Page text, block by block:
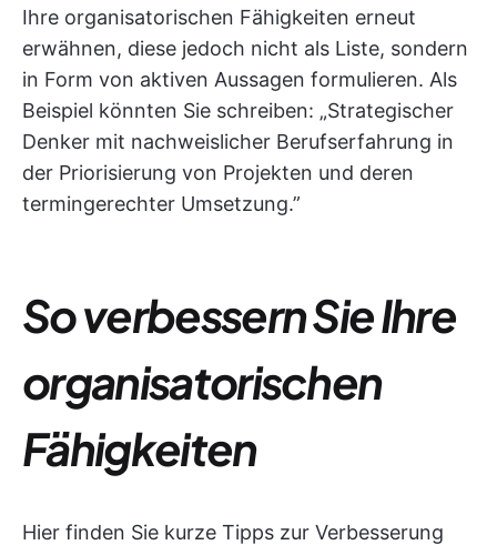
Ihre organisatorischen Fähigkeiten erneut
erwähnen, diese jedoch nicht als Liste, sondern
in Form von aktiven Aussagen formulieren. Als
Beispiel könnten Sie schreiben: „Strategischer
Denker mit nachweislicher Berufserfahrung in
der Priorisierung von Projekten und deren
termingerechter Umsetzung.”
So verbessern Sie Ihre
organisatorischen
Fähigkeiten
Hier finden Sie kurze Tipps zur Verbesserung